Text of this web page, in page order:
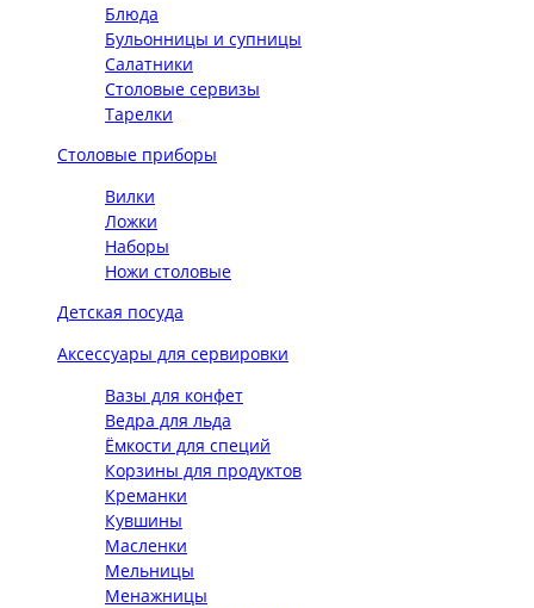
Блюда
Бульонницы и супницы
Салатники
Столовые сервизы
Тарелки
Столовые приборы
Вилки
Ложки
Наборы
Ножи столовые
Детская посуда
Аксессуары для сервировки
Вазы для конфет
Ведра для льда
Ёмкости для специй
Корзины для продуктов
Креманки
Кувшины
Масленки
Мельницы
Менажницы